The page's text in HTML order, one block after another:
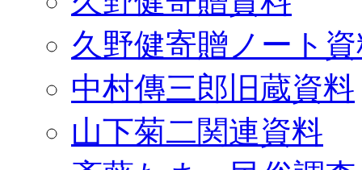
久野健寄贈ノート
中村傳三郎旧蔵資料
山下菊二関連資料